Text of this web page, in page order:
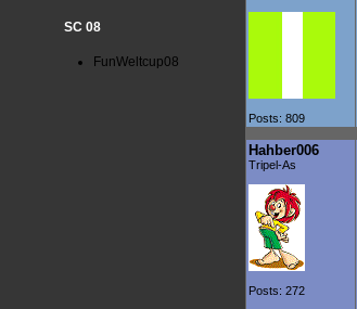
SC 08
FunWeltcup08
Posts: 809
Hahber006
Tripel-As
Posts: 272